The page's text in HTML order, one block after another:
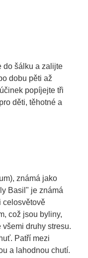
do šálku a zalijte
dobu pěti až
popíjejte tři
děti, těhotné a
známá jako
Basil" je známá
celosvětově
což jsou byliny,
druhy stresu.
Patří mezi
a lahodnou chutí.